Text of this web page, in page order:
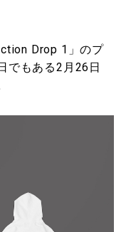
Drop 1」のプ
でもある2月26日